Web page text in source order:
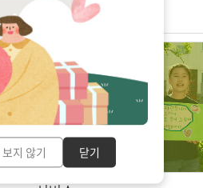
지 않기 닫기